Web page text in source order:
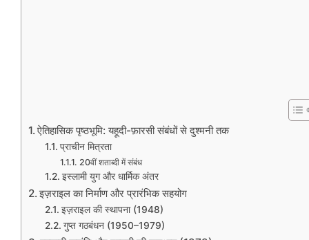
ऐतिहासिक पृष्ठभूमि: यहूदी-फ़ारसी संबंधों से दुश्मनी तक
प्राचीन मित्रता
20वीं शताब्दी में संबंध
इस्लामी युग और धार्मिक अंतर
इज़राइल का निर्माण और प्रारंभिक सहयोग
इज़राइल की स्थापना (1948)
गुप्त गठबंधन (1950–1979)